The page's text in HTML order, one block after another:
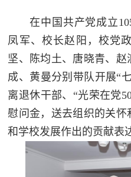
在中国共产党成立
凤军、校长赵阳，校党
坚、陈均土、唐晓青、
成、黄曼分别带队开展“
离退休干部、“光荣在党
慰问金，送去组织的关
和学校发展作出的贡献表